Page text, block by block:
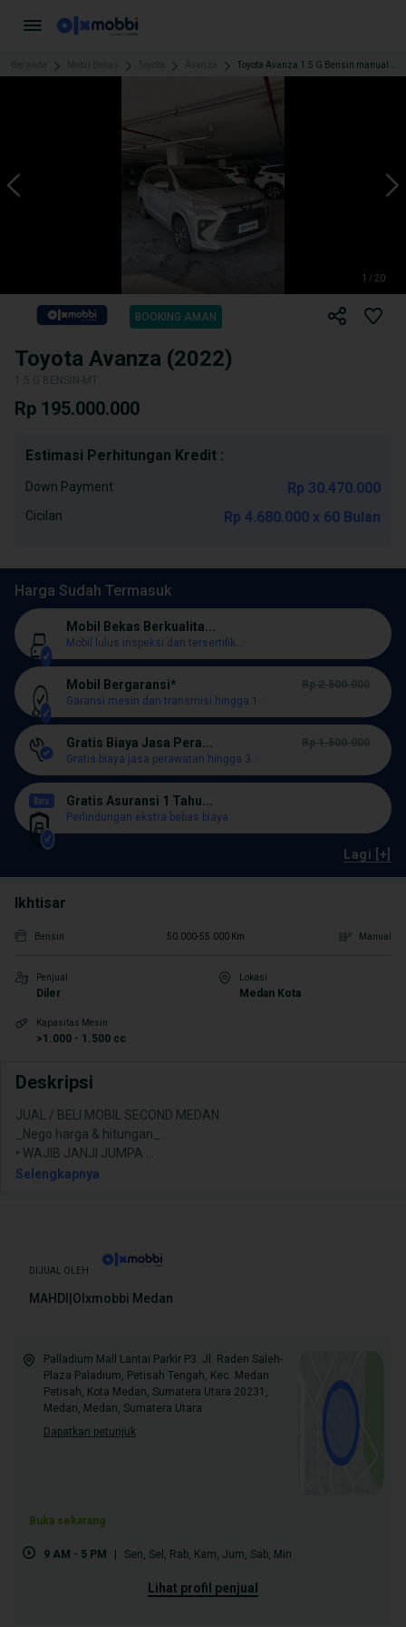
1 / 20
BOOKING AMAN
Toyota Avanza (2022)
1.5 G BENSIN-MT
Rp 195.000.000
Estimasi Perhitungan Kredit :
Down Payment Rp 30.470.000
Cicilan Rp 4.680.000 x 60 Bulan
Harga Sudah Termasuk
Mobil Bekas Berkualita...
Mobil lulus inspeksi dan tersertifik...
Mobil Bergaransi*
Rp 2.500.000
Garansi mesin dan transmisi hingga 1...
Gratis Biaya Jasa Pera...
Rp 1.500.000
Gratis biaya jasa perawatan hingga 3...
Gratis Asuransi 1 Tahu...
Perlindungan ekstra bebas biaya
Lagi [+]
Ikhtisar
Bensin 50.000-55.000 Km Manual
Penjual
Diler
Lokasi
Medan Kota
Kapasitas Mesin
>1.000 - 1.500 cc
Deskripsi
JUAL / BELI MOBIL SECOND MEDAN
_Nego harga & hitungan_..
•⁠ ⁠WAJIB JANJI JUMPA
Selengkapnya
DIJUAL OLEH
MAHDI|Olxmobbi Medan
Palladium Mall Lantai Parkir P3. Jl. Raden Saleh-
Plaza Paladium, Petisah Tengah, Kec. Medan
Petisah, Kota Medan, Sumatera Utara 20231,
Medan, Medan, Sumatera Utara
Dapatkan petunjuk
Buka sekarang
9 AM - 5 PM | Sen Sel Rab Kam Jum Sab Min
lihat profil penjual